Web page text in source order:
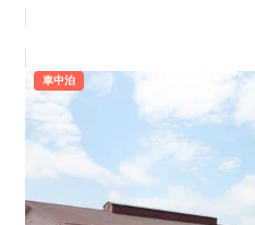
車中泊